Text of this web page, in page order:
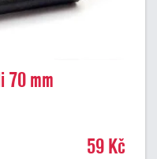
70 mm
59 Kč